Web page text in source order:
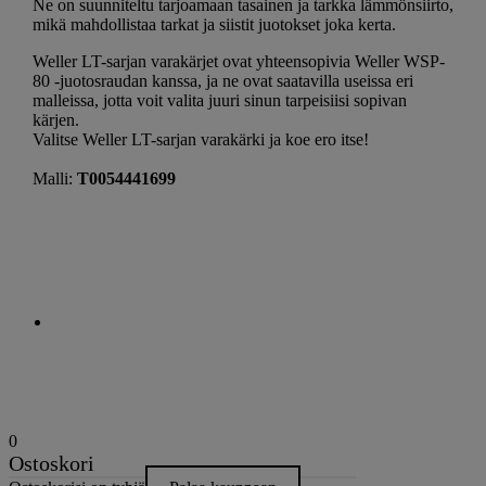
Ne on suunniteltu tarjoamaan tasainen ja tarkka lämmönsiirto,
mikä mahdollistaa tarkat ja siistit juotokset joka kerta.
Weller LT-sarjan varakärjet ovat yhteensopivia Weller WSP-
80 -juotosraudan kanssa, ja ne ovat saatavilla useissa eri
malleissa, jotta voit valita juuri sinun tarpeisiisi sopivan
kärjen.
Valitse Weller LT-sarjan varakärki ja koe ero itse!
Malli: T0054441699
0
Ostoskori